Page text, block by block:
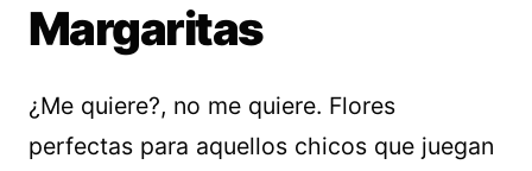
Margaritas
¿Me quiere?, no me quiere. Flores
perfectas para aquellos chicos que juegan